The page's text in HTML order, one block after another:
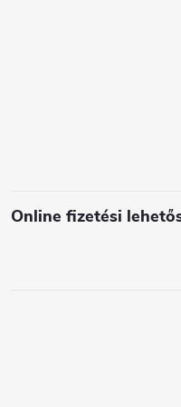
i
Online fizetési